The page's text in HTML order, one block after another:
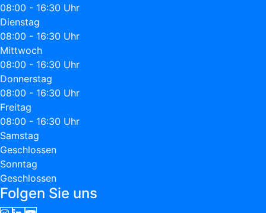
08:00 - 16:30 Uhr
Dienstag
08:00 - 16:30 Uhr
Mittwoch
08:00 - 16:30 Uhr
Donnerstag
08:00 - 16:30 Uhr
Freitag
08:00 - 16:30 Uhr
Samstag
Geschlossen
Sonntag
Geschlossen
Folgen Sie uns